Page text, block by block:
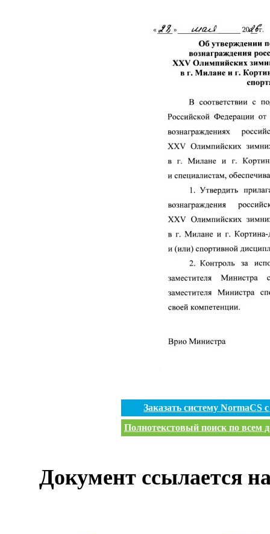
Заказать систему
Полнотекстовый поиск по всем
Документ ссылается